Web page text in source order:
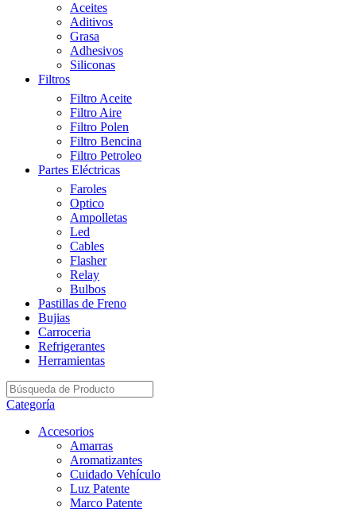
Aceites
Aditivos
Grasa
Adhesivos
Siliconas
Filtros
Filtro Aceite
Filtro Aire
Filtro Polen
Filtro Bencina
Filtro Petroleo
Partes Eléctricas
Faroles
Optico
Ampolletas
Led
Cables
Flasher
Relay
Bulbos
Pastillas de Freno
Bujias
Carroceria
Refrigerantes
Herramientas
Categoría
Accesorios
Amarras
Aromatizantes
Cuidado Vehículo
Luz Patente
Marco Patente